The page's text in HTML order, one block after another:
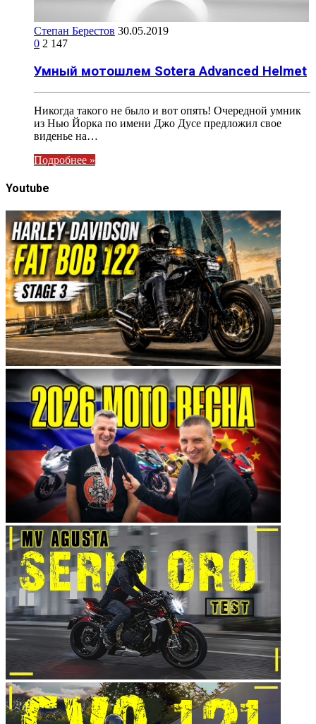
Степан Берестов 30.05.2019
0 2 147
Умный мотошлем Sotera Advanced Helmet
Никогда такого не было и вот опять! Очередной умник
из Нью Йорка по имени Джо Дусе предложил свое
виденье на…
Подробнее »
Youtube